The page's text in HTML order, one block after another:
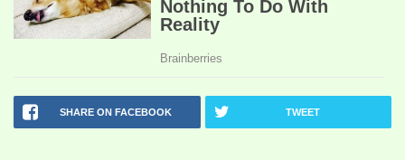
SHARE ON FACEBOOK TWEET